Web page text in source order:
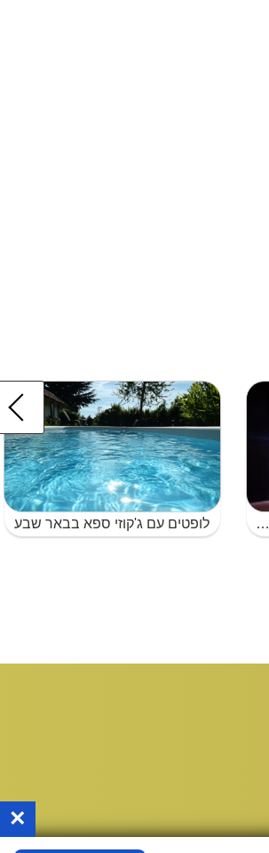
לופטים למסיבות הפתעה בבאר שבע לופטים עם ג'קוזי ספא בבאר שבע
×